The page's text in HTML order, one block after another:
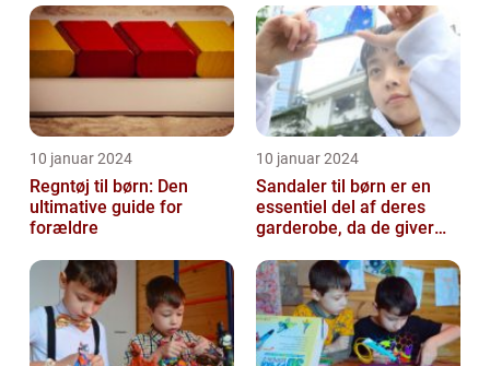
10 januar 2024
Regntøj til børn: Den
ultimative guide for
forældre
10 januar 2024
Sandaler til børn er en
essentiel del af deres
garderobe, da de giver
der...